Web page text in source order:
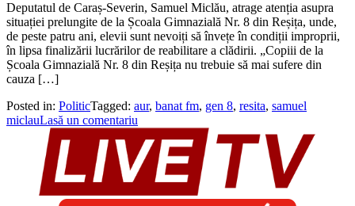
Deputatul de Caraș-Severin, Samuel Miclău, atrage atenția asupra
situației prelungite de la Școala Gimnazială Nr. 8 din Reșița, unde,
de peste patru ani, elevii sunt nevoiți să învețe în condiții improprii,
în lipsa finalizării lucrărilor de reabilitare a clădirii. „Copiii de la
Școala Gimnazială Nr. 8 din Reșița nu trebuie să mai sufere din
cauza […]
Posted in: PoliticTagged: aur, banat fm, gen 8, resita, samuel
miclauLasă un comentariu